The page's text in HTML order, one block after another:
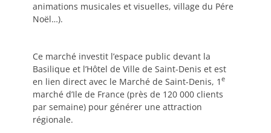
animations musicales et visuelles, village du Pére
Noël…).
Ce marché investit l’espace public devant la
Basilique et l’Hôtel de Ville de Saint-Denis et est
en lien direct avec le Marché de Saint-Denis, 1 e
marché d’Ile de France (près de 120 000 clients
par semaine) pour générer une attraction
régionale.